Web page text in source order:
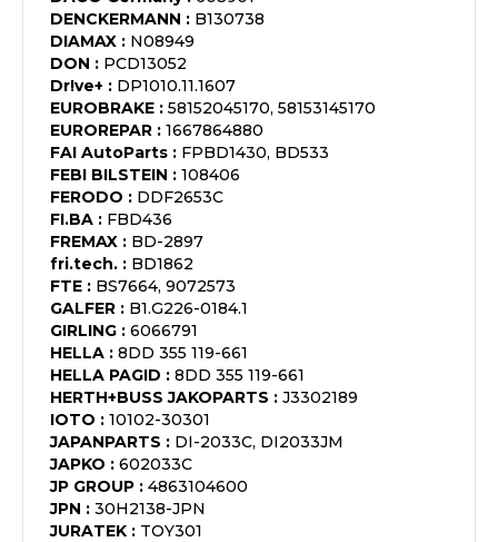
DENCKERMANN : B130738
DIAMAX : N08949
DON : PCD13052
Dr!ve+ : DP1010.11.1607
EUROBRAKE : 58152045170, 58153145170
EUROREPAR : 1667864880
FAI AutoParts : FPBD1430, BD533
FEBI BILSTEIN : 108406
FERODO : DDF2653C
FI.BA : FBD436
FREMAX : BD-2897
fri.tech. : BD1862
FTE : BS7664, 9072573
GALFER : B1.G226-0184.1
GIRLING : 6066791
HELLA : 8DD 355 119-661
HELLA PAGID : 8DD 355 119-661
HERTH+BUSS JAKOPARTS : J3302189
IOTO : 10102-30301
JAPANPARTS : DI-2033C, DI2033JM
JAPKO : 602033C
JP GROUP : 4863104600
JPN : 30H2138-JPN
JURATEK : TOY301